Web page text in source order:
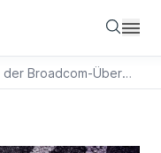
VMware nach der Broadcom-Übernahme: Aktuelle Entwicklungen und Zukunftsaussichten